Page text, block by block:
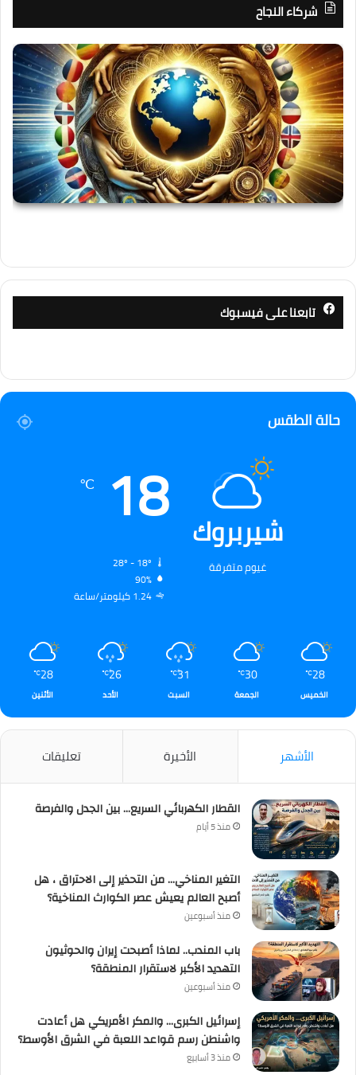
شركاء النجاح
تابعنا على فيسبوك
حالة الطقس
شيربروك
غيوم متفرقة
18
℃
90%
1.24 كيلومتر/ساعة
28
℃
الخميس
30
℃
الجمعة
31
℃
السبت
26
℃
الأحد
28
℃
الأثنين
الأشهر الأخيرة تعليقات
القطار الكهربائي السريع… بين الجدل والفرصة
منذ 5 أيام
التغير المناخي… من التحذير إلى الاحتراق ، هل
أصبح العالم يعيش عصر الكوارث المناخية؟
منذ أسبوعين
باب المندب.. لماذا أصبحت إيران والحوثيون
التهديد الأكبر لاستقرار المنطقة؟
منذ أسبوعين
إسرائيل الكبرى… والمكر الأمريكي هل أعادت
واشنطن رسم قواعد اللعبة في الشرق الأوسط؟
منذ 3 أسابيع